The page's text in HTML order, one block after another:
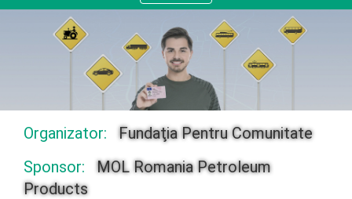
navigation
Organizator:
Fundaţia Pentru Comunitate
Sponsor:
MOL Romania Petroleum
Products